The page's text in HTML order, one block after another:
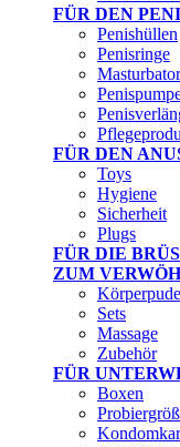
FÜR DEN
Penishüllen
Penisringe
FÜR DEN
Toys
Hygiene
Sicherheit
Plugs
FÜR DIE
ZUM
Sets
Massage
Zubehör
FÜR
Boxen